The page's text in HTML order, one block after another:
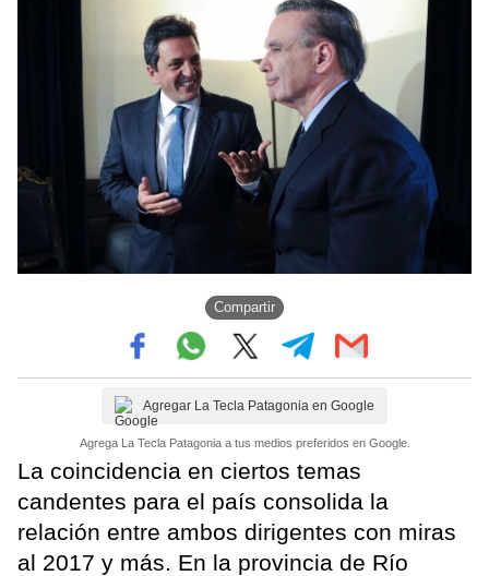
Compartir
Agregar La Tecla Patagonia en Google
Agrega La Tecla Patagonia a tus medios preferidos en Google.
La coincidencia en ciertos temas
candentes para el país consolida la
relación entre ambos dirigentes con miras
al 2017 y más. En la provincia de Río